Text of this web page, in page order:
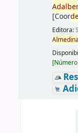
[Coor
Editora:
[Número